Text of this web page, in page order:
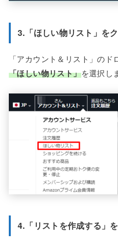
3.「ほしい物リスト」を
「アカウント＆リスト」の
「ほしい物リスト」を選択し
4.「リストを作成する」